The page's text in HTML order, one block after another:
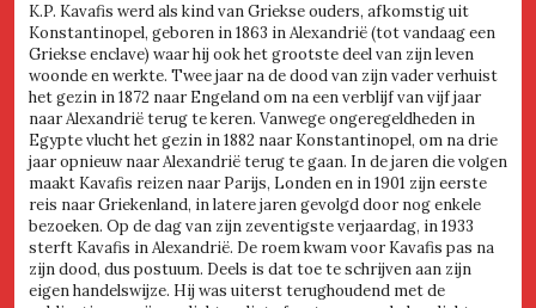
K.P. Kavafis werd als kind van Griekse ouders, afkomstig uit
Konstantinopel, geboren in 1863 in Alexandrië (tot vandaag een
Griekse enclave) waar hij ook het grootste deel van zijn leven
woonde en werkte. Twee jaar na de dood van zijn vader verhuist
het gezin in 1872 naar Engeland om na een verblijf van vijf jaar
naar Alexandrië terug te keren. Vanwege ongeregeldheden in
Egypte vlucht het gezin in 1882 naar Konstantinopel, om na drie
jaar opnieuw naar Alexandrië terug te gaan. In de jaren die volgen
maakt Kavafis reizen naar Parijs, Londen en in 1901 zijn eerste
reis naar Griekenland, in latere jaren gevolgd door nog enkele
bezoeken. Op de dag van zijn zeventigste verjaardag, in 1933
sterft Kavafis in Alexandrië. De roem kwam voor Kavafis pas na
zijn dood, dus postuum. Deels is dat toe te schrijven aan zijn
eigen handelswijze. Hij was uiterst terughoudend met de